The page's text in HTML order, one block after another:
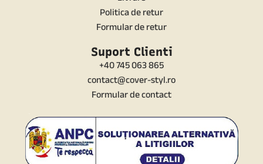
Politica de retur
Formular de retur
Suport Clienti
+40 745 063 865
contact@cover-styl.ro
Formular de contact